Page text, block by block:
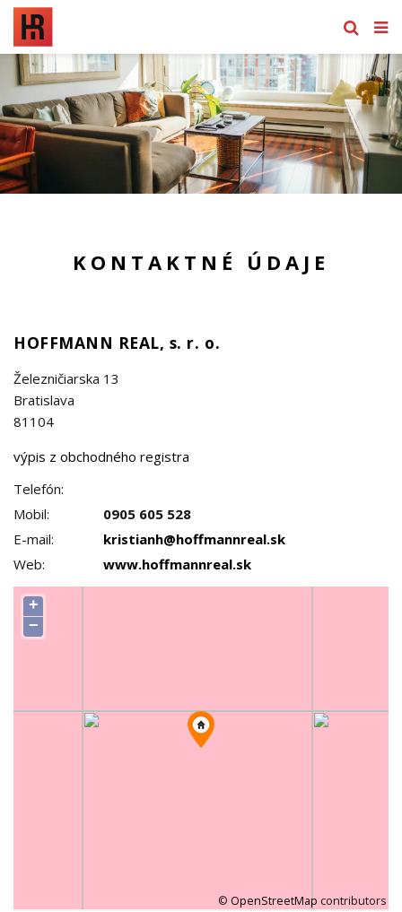
KONTAKTNÉ ÚDAJE
HOFFMANN REAL, s. r. o.
Železničiarska 13
Bratislava
81104
výpis z obchodného registra
Telefón:
Mobil:
0905 605 528
E-mail:
kristianh@hoffmannreal.sk
Web:
www.hoffmannreal.sk
+
−
© OpenStreetMap contributors